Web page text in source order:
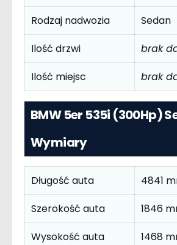
Rodzaj nadwozia
Sedan
Ilość drzwi
brak
Ilość miejsc
brak
BMW 5er 535i (300Hp)
Wymiary
Długość auta
4841
Szerokość auta
1846
Wysokość auta
1468